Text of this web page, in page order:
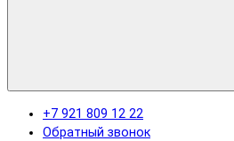
+7 921 809 12 22
Обратный звонок